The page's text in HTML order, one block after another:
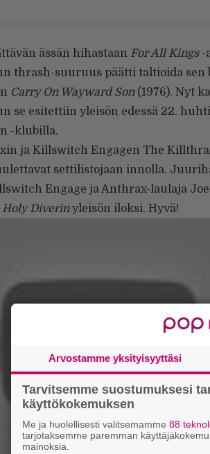
ässän hihastaan For All Kings-
thrash-suuruus päätti taltioida sen
Carry On Wayward Son(1976). Nyt
se esitettiin yleisön edessä 22.
-klubilla.
ja Killswitch Engagen The
settilistojaan innolla.
Engage ja Anthrax-laulaja
Holy Diverinyleisön iloksi. Hyvä!
Arvostamme yksityisyyttäsi
Tarvitsemme suostumuksesi
käyttökokemuksen
Me ja huolellisesti valitsemamme 88
tarjotaksemme paremman
mainoksia.